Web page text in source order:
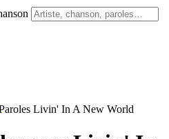
Livin' In A New World